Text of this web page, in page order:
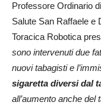
Professore Ordinario
Salute San Raffaele e
Toracica Robotica
sono intervenuti due
nuovi tabagisti e
sigaretta diversi dal
all’aumento anche